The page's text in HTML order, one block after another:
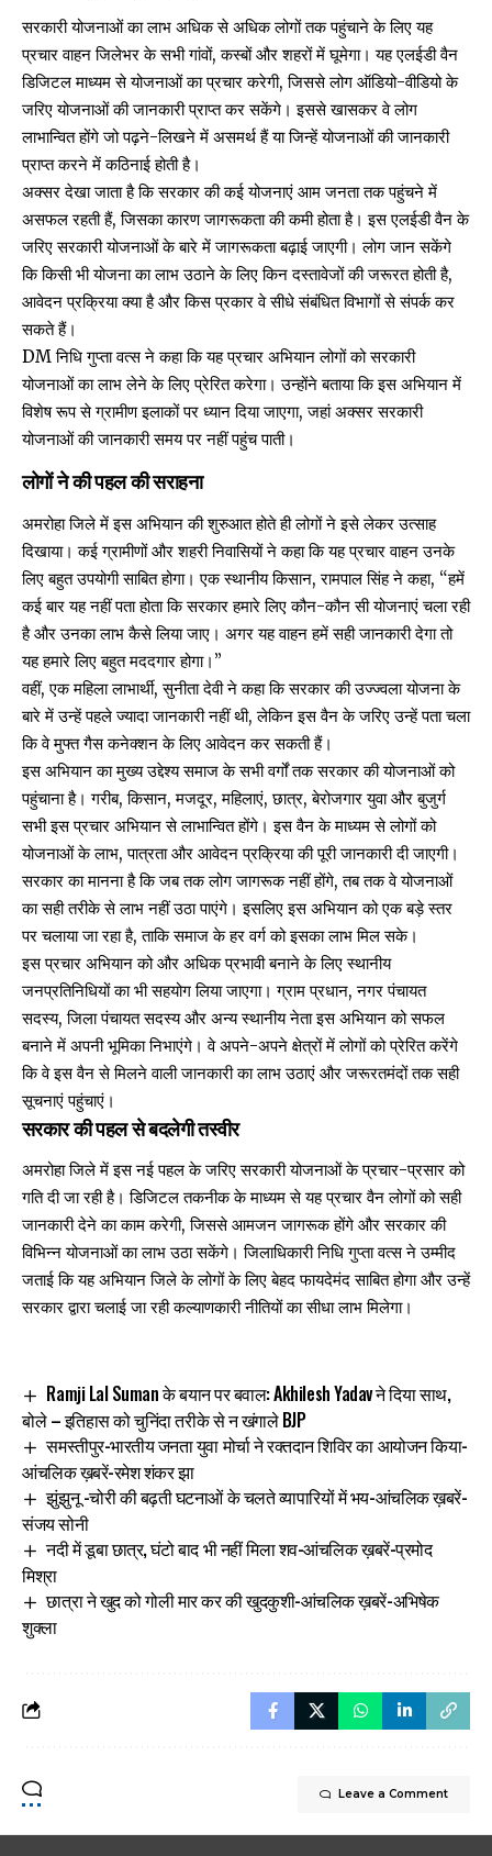
सरकारी योजनाओं का लाभ अधिक से अधिक लोगों तक पहुंचाने के लिए यह
प्रचार वाहन जिलेभर के सभी गांवों, कस्बों और शहरों में घूमेगा। यह एलईडी वैन
डिजिटल माध्यम से योजनाओं का प्रचार करेगी, जिससे लोग ऑडियो-वीडियो के
जरिए योजनाओं की जानकारी प्राप्त कर सकेंगे। इससे खासकर वे लोग
लाभान्वित होंगे जो पढ़ने-लिखने में असमर्थ हैं या जिन्हें योजनाओं की जानकारी
प्राप्त करने में कठिनाई होती है।
अक्सर देखा जाता है कि सरकार की कई योजनाएं आम जनता तक पहुंचने में
असफल रहती हैं, जिसका कारण जागरूकता की कमी होता है। इस एलईडी वैन के
जरिए सरकारी योजनाओं के बारे में जागरूकता बढ़ाई जाएगी। लोग जान सकेंगे
कि किसी भी योजना का लाभ उठाने के लिए किन दस्तावेजों की जरूरत होती है,
आवेदन प्रक्रिया क्या है और किस प्रकार वे सीधे संबंधित विभागों से संपर्क कर
सकते हैं।
DM निधि गुप्ता वत्स ने कहा कि यह प्रचार अभियान लोगों को सरकारी
योजनाओं का लाभ लेने के लिए प्रेरित करेगा। उन्होंने बताया कि इस अभियान में
विशेष रूप से ग्रामीण इलाकों पर ध्यान दिया जाएगा, जहां अक्सर सरकारी
योजनाओं की जानकारी समय पर नहीं पहुंच पाती।
लोगों ने की पहल की सराहना
अमरोहा जिले में इस अभियान की शुरुआत होते ही लोगों ने इसे लेकर उत्साह
दिखाया। कई ग्रामीणों और शहरी निवासियों ने कहा कि यह प्रचार वाहन उनके
लिए बहुत उपयोगी साबित होगा। एक स्थानीय किसान, रामपाल सिंह ने कहा, “हमें
कई बार यह नहीं पता होता कि सरकार हमारे लिए कौन-कौन सी योजनाएं चला रही
है और उनका लाभ कैसे लिया जाए। अगर यह वाहन हमें सही जानकारी देगा तो
यह हमारे लिए बहुत मददगार होगा।”
वहीं, एक महिला लाभार्थी, सुनीता देवी ने कहा कि सरकार की उज्ज्वला योजना के
बारे में उन्हें पहले ज्यादा जानकारी नहीं थी, लेकिन इस वैन के जरिए उन्हें पता चला
कि वे मुफ्त गैस कनेक्शन के लिए आवेदन कर सकती हैं।
इस अभियान का मुख्य उद्देश्य समाज के सभी वर्गों तक सरकार की योजनाओं को
पहुंचाना है। गरीब, किसान, मजदूर, महिलाएं, छात्र, बेरोजगार युवा और बुजुर्ग
सभी इस प्रचार अभियान से लाभान्वित होंगे। इस वैन के माध्यम से लोगों को
योजनाओं के लाभ, पात्रता और आवेदन प्रक्रिया की पूरी जानकारी दी जाएगी।
सरकार का मानना है कि जब तक लोग जागरूक नहीं होंगे, तब तक वे योजनाओं
का सही तरीके से लाभ नहीं उठा पाएंगे। इसलिए इस अभियान को एक बड़े स्तर
पर चलाया जा रहा है, ताकि समाज के हर वर्ग को इसका लाभ मिल सके।
इस प्रचार अभियान को और अधिक प्रभावी बनाने के लिए स्थानीय
जनप्रतिनिधियों का भी सहयोग लिया जाएगा। ग्राम प्रधान, नगर पंचायत
सदस्य, जिला पंचायत सदस्य और अन्य स्थानीय नेता इस अभियान को सफल
बनाने में अपनी भूमिका निभाएंगे। वे अपने-अपने क्षेत्रों में लोगों को प्रेरित करेंगे
कि वे इस वैन से मिलने वाली जानकारी का लाभ उठाएं और जरूरतमंदों तक सही
सूचनाएं पहुंचाएं।
सरकार की पहल से बदलेगी तस्वीर
अमरोहा जिले में इस नई पहल के जरिए सरकारी योजनाओं के प्रचार-प्रसार को
गति दी जा रही है। डिजिटल तकनीक के माध्यम से यह प्रचार वैन लोगों को सही
जानकारी देने का काम करेगी, जिससे आमजन जागरूक होंगे और सरकार की
विभिन्न योजनाओं का लाभ उठा सकेंगे। जिलाधिकारी निधि गुप्ता वत्स ने उम्मीद
जताई कि यह अभियान जिले के लोगों के लिए बेहद फायदेमंद साबित होगा और उन्हें
सरकार द्वारा चलाई जा रही कल्याणकारी नीतियों का सीधा लाभ मिलेगा।
Ramji Lal Suman के बयान पर बवाल: Akhilesh Yadav ने दिया साथ,
बोले – इतिहास को चुनिंदा तरीके से न खंगाले BJP
समस्तीपुर-भारतीय जनता युवा मोर्चा ने रक्तदान शिविर का आयोजन किया-
आंचलिक ख़बरें-रमेश शंकर झा
झुंझुनू -चोरी की बढ़ती घटनाओं के चलते व्यापारियों में भय-आंचलिक ख़बरें-
संजय सोनी
नदी में डूबा छात्र, घंटो बाद भी नहीं मिला शव-आंचलिक ख़बरें-प्रमोद
मिश्रा
छात्रा ने खुद को गोली मार कर की खुदकुशी-आंचलिक ख़बरें-अभिषेक
शुक्ला
Leave a Comment